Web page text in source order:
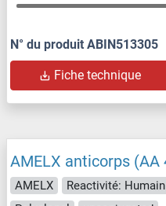
N° du produit ABIN513305
Fiche technique
AMELX anticorps (AA
AMELX Reactivité: Humain